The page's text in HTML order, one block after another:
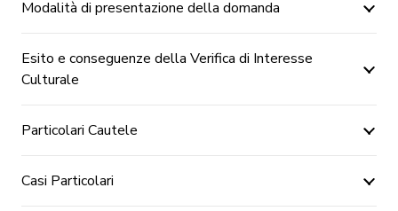
Modalità di presentazione della domanda
Esito e conseguenze della Verifica di Interesse
Culturale
Particolari Cautele
Casi Particolari